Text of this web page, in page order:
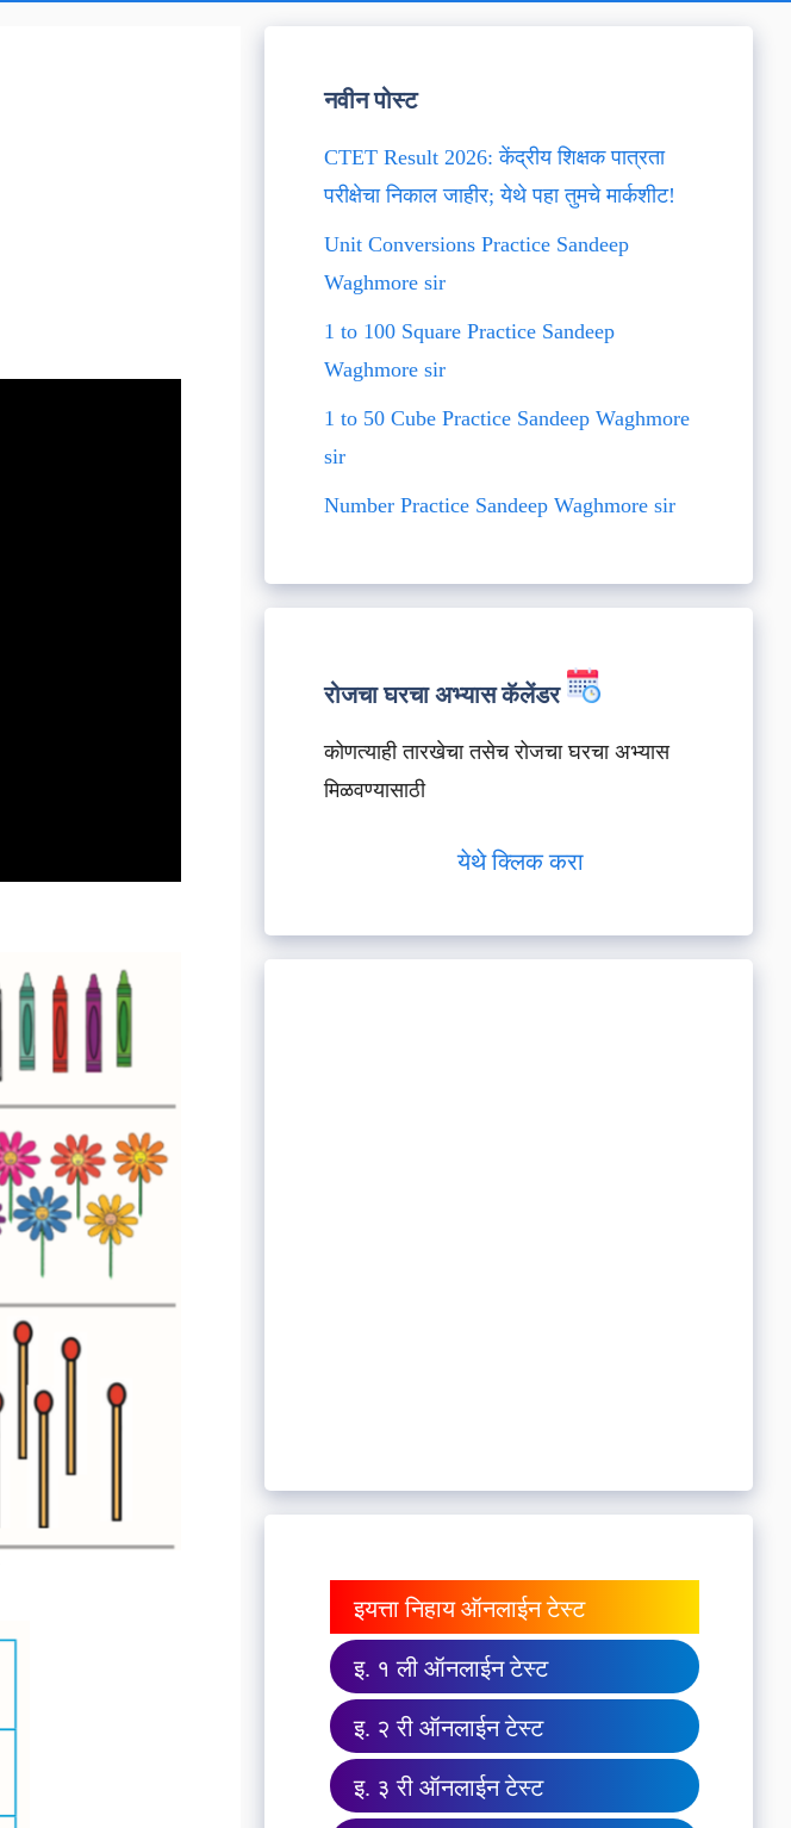
नवीन पोस्ट
CTET Result 2026: केंद्रीय शिक्षक पात्रता
परीक्षेचा निकाल जाहीर; येथे पहा तुमचे मार्कशीट!
Unit Conversions Practice Sandeep
Waghmore sir
1 to 100 Square Practice Sandeep
Waghmore sir
1 to 50 Cube Practice Sandeep Waghmore
sir
Number Practice Sandeep Waghmore sir
रोजचा घरचा अभ्यास कॅलेंडर
कोणत्याही तारखेचा तसेच रोजचा घरचा अभ्यास
मिळवण्यासाठी
येथे क्लिक करा
इयत्ता निहाय ऑनलाईन टेस्ट
इ. १ ली ऑनलाईन टेस्ट
इ. २ री ऑनलाईन टेस्ट
इ. ३ री ऑनलाईन टेस्ट